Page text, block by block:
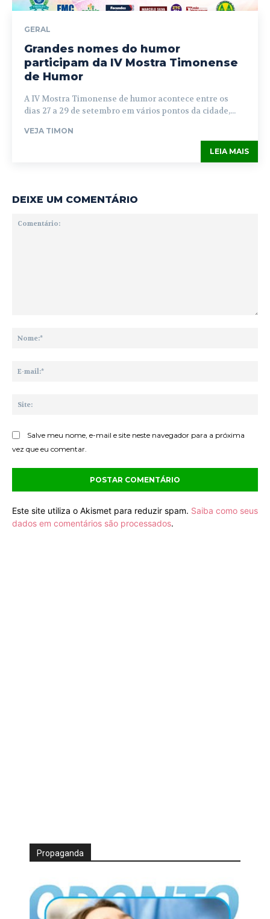
GERAL
Grandes nomes do humor
participam da IV Mostra Timonense
de Humor
A IV Mostra Timonense de humor acontece entre os
dias 27 a 29 de setembro em vários pontos da cidade,...
VEJA TIMON
LEIA MAIS
DEIXE UM COMENTÁRIO
Salve meu nome, e-mail e site neste navegador para a próxima
vez que eu comentar.
Este site utiliza o Akismet para reduzir spam. Saiba como seus
dados em comentários são processados.
Propaganda